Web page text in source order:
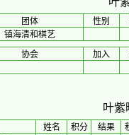
团体 性别
镇海清和棋艺
协会 加入
叶紫
姓名 积分 结果